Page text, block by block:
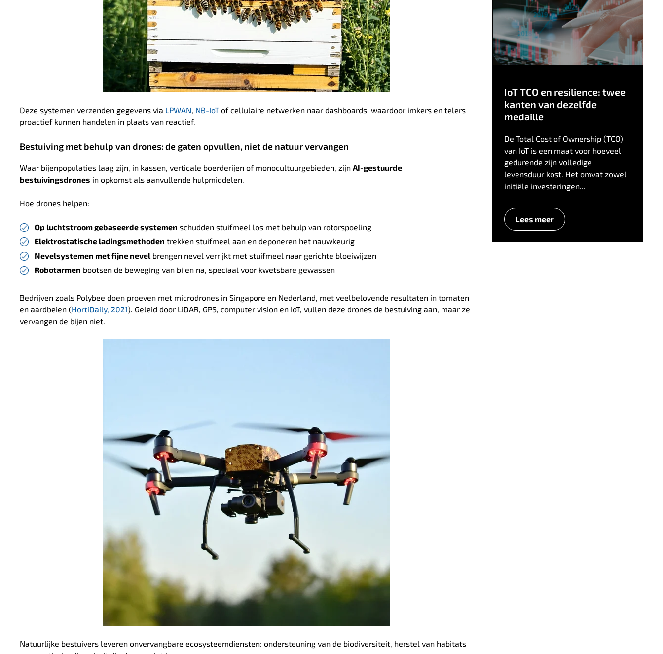
Deze systemen verzenden gegevens via LPWAN, NB-IoT of cellulaire netwerken naar dashboards, waardoor imkers en telers
proactief kunnen handelen in plaats van reactief.
Bestuiving met behulp van drones: de gaten opvullen, niet de natuur vervangen
Waar bijenpopulaties laag zijn, in kassen, verticale boerderijen of monocultuurgebieden, zijn AI-gestuurde
bestuivingsdrones in opkomst als aanvullende hulpmiddelen.
Hoe drones helpen:
Op luchtstroom gebaseerde systemen schudden stuifmeel los met behulp van rotorspoeling
Elektrostatische ladingsmethoden trekken stuifmeel aan en deponeren het nauwkeurig
Nevelsystemen met fijne nevel brengen nevel verrijkt met stuifmeel naar gerichte bloeiwijzen
Robotarmen bootsen de beweging van bijen na, speciaal voor kwetsbare gewassen
Bedrijven zoals Polybee doen proeven met microdrones in Singapore en Nederland, met veelbelovende resultaten in tomaten
en aardbeien (HortiDaily, 2021). Geleid door LiDAR, GPS, computer vision en IoT, vullen deze drones de bestuiving aan, maar ze
vervangen de bijen niet.
Natuurlijke bestuivers leveren onvervangbare ecosysteemdiensten: ondersteuning van de biodiversiteit, herstel van habitats
IoT TCO en resilience: twee
kanten van dezelfde
medaille
De Total Cost of Ownership (TCO)
van IoT is een maat voor hoeveel
gedurende zijn volledige
levensduur kost. Het omvat zowel
initiële investeringen...
Lees meer